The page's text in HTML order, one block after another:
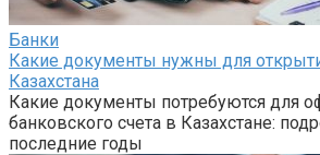
Банки
Какие документы нужны для
Казахстана
Какие документы потребуются для
банковского счета в Казахстане:
последние годы